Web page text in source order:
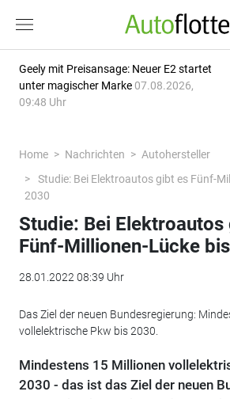
Geely mit Preisansage: Neuer E2 startet
unter magischer Marke 07.08.2026,
09:48 Uhr
Home Nachrichten
Autohersteller
Studie: Bei Elektroautos gibt es Fünf-
2030
Studie: Bei Elektroautos
Fünf-Millionen-Lücke
28.01.2022 08:39 Uhr
Das Ziel der neuen Bundesregierung:
vollelektrische Pkw bis 2030.
Mindestens 15 Millionen
2030 - das ist das Ziel der neuen